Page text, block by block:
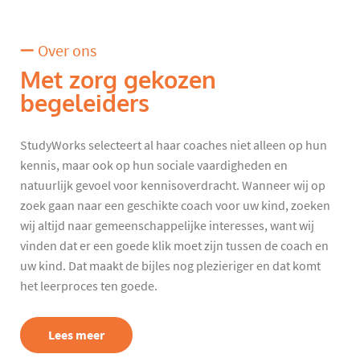
Over ons
Met zorg gekozen
begeleiders
StudyWorks selecteert al haar coaches niet alleen op hun
kennis, maar ook op hun sociale vaardigheden en
natuurlijk gevoel voor kennisoverdracht. Wanneer wij op
zoek gaan naar een geschikte coach voor uw kind, zoeken
wij altijd naar gemeenschappelijke interesses, want wij
vinden dat er een goede klik moet zijn tussen de coach en
uw kind. Dat maakt de bijles nog plezieriger en dat komt
het leerproces ten goede.
Lees meer